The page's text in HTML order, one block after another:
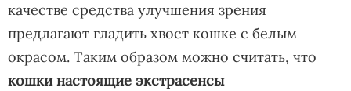
качестве средства улучшения зрения
предлагают гладить хвост кошке с белым
окрасом. Таким образом можно считать, что
кошки настоящие экстрасенсы